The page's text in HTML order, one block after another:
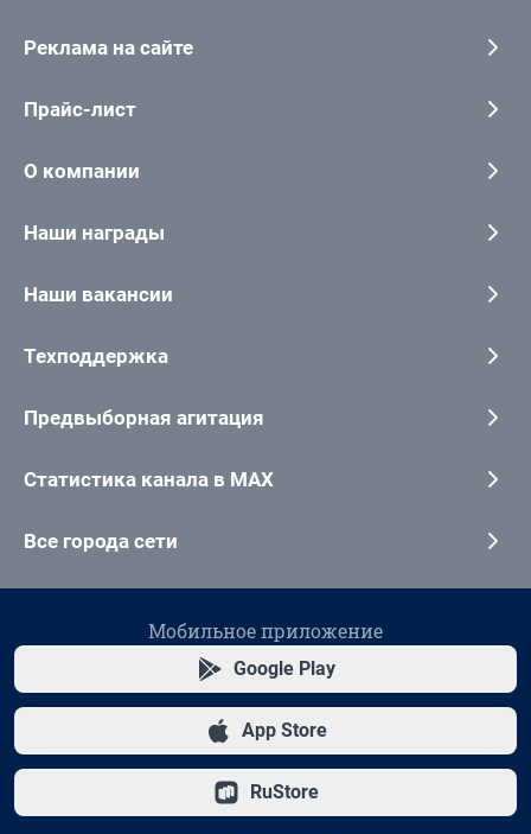
Реклама на сайте
Прайс-лист
О компании
Наши награды
Наши вакансии
Техподдержка
Предвыборная агитация
Статистика канала в MAX
Все города сети
Мобильное приложение
Google Play
App Store
RuStore